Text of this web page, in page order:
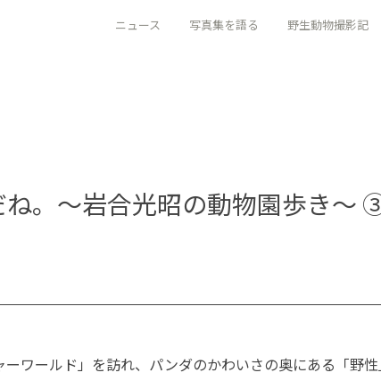
ニュース 写真集を語る 野生動物撮影記
。〜岩合光昭の動物園歩き〜
ワールド」を訪れ、パンダのかわいさの奥にある「野性